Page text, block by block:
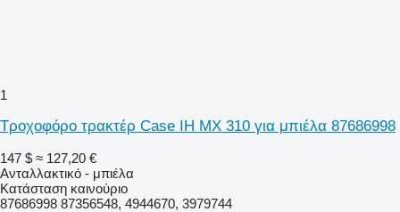
1
Τροχοφόρο τρακτέρ Case IH MX 310 για μπιέλα 87686998
147 $ ≈ 127,20 €
Ανταλλακτικό - μπιέλα
Κατάσταση καινούριο
87686998 87356548, 4944670, 3979744